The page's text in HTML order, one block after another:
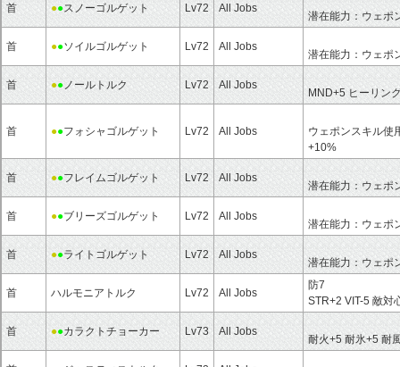
首 ●●スノーゴルゲット Lv72 All Jobs
潜在能力：ウェポ
首 ●●ソイルゴルゲット Lv72 All Jobs
潜在能力：ウェポ
首 ●● ノールトルク Lv72 All Jobs
MND+5 ヒーリン
首 ●●フォシャゴルゲット Lv72 All Jobs
ウェポンスキル使
+10%
首 ●●フレイムゴルゲット Lv72 All Jobs
潜在能力：ウェポ
首 ●●ブリーズゴルゲット Lv72 All Jobs
潜在能力：ウェポ
首 ●●ライトゴルゲット Lv72 All Jobs
潜在能力：ウェポ
首 ハルモニアトルク Lv72 All Jobs
防7
STR+2 VIT-5 敵対
首 ●●カラクトチョーカー Lv73 All Jobs
耐火+5 耐氷+5 耐